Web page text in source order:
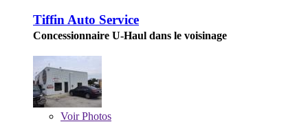
Tiffin Auto Service
Concessionnaire U-Haul dans le voisinage
VoirPhotos